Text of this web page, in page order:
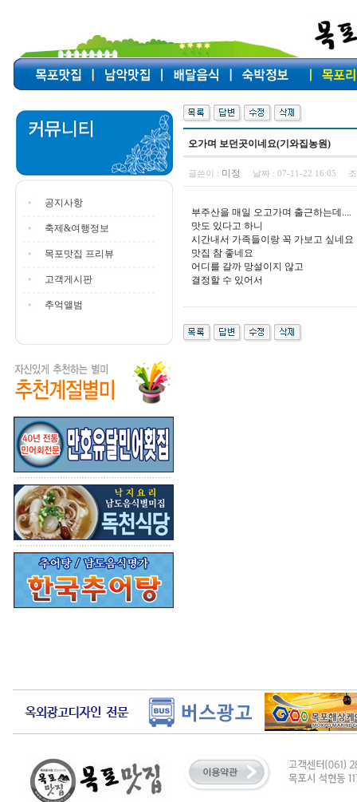
공지사항
축제&여행정보
목포맛집 프리뷰
고객게시판
추억앨범
오가며 보던곳이네요(기와집농원)
글쓴이 : 미정 날짜 : 07-11-22 16:05
부주산을 매일 오고가며 출근하는데....
맛도 있다고 하니
시간내서 가족들이랑 꼭 가보고 싶네요
맛집 참 좋네요
어디를 갈까 망설이지 않고
결정할 수 있어서